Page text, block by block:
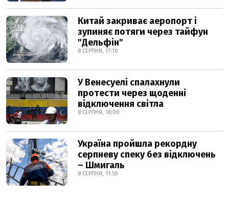
Китай закриває аеропорт і
зупиняє потяги через тайфун
"Дельфін"
8 СЕРПНЯ, 17:10
У Венесуелі спалахнули
протести через щоденні
відключення світла
8 СЕРПНЯ, 18:00
Україна пройшла рекордну
серпневу спеку без відключень
– Шмигаль
8 СЕРПНЯ, 11:50